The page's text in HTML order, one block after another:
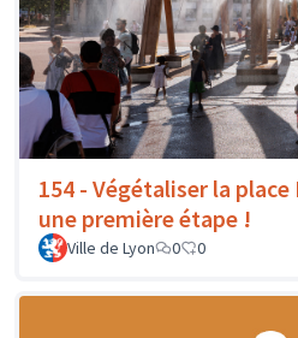
154 - Végétaliser la place
une première étape !
Ville de Lyon 0 0